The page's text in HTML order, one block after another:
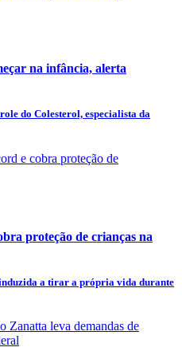
na infância, alerta
do Colesterol, especialista da
proteção de crianças na
induzida a tirar a própria vida durante